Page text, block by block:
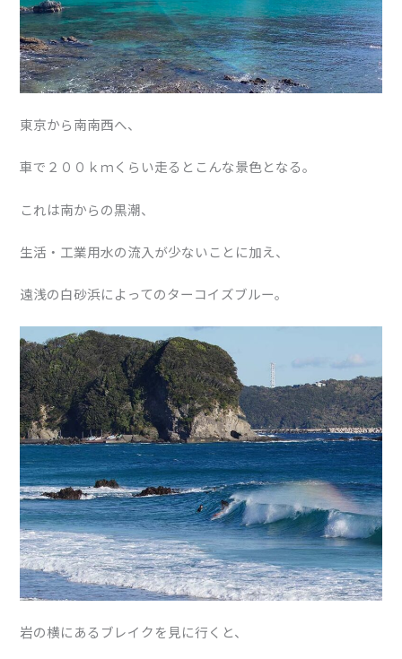
東京から南南西へ、
車で２００ｋｍくらい走るとこんな景色となる。
これは南からの黒潮、
生活・工業用水の流入が少ないことに加え、
遠浅の白砂浜によってのターコイズブルー。
岩の横にあるブレイクを見に行くと、